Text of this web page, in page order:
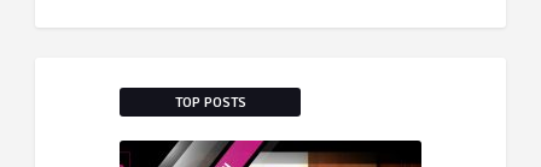
TOP POSTS